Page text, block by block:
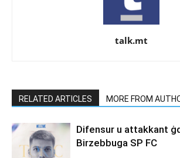
talk.mt
RELATED ARTICLES MORE FROM
Difensur u attakkant
Birzebbuga SP FC